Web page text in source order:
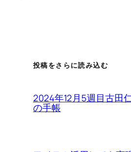
投稿をさらに読み込む
2024年12月5週目古田
の手帳